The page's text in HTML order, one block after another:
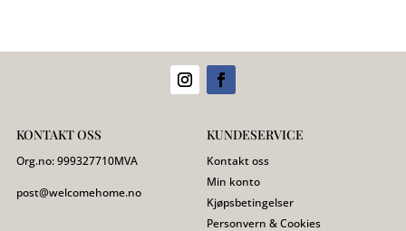
KONTAKT OSS
Org.no:999327710MVA
post@welcomehome.no
KUNDESERVICE
Kontakt oss
Min konto
Kjøpsbetingelser
Personvern & Cookies